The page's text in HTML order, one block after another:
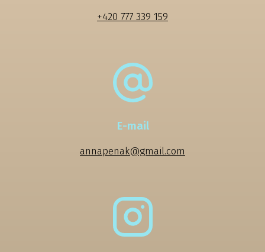
+420 777 339 159
E-mail
annapenak@gmail.com